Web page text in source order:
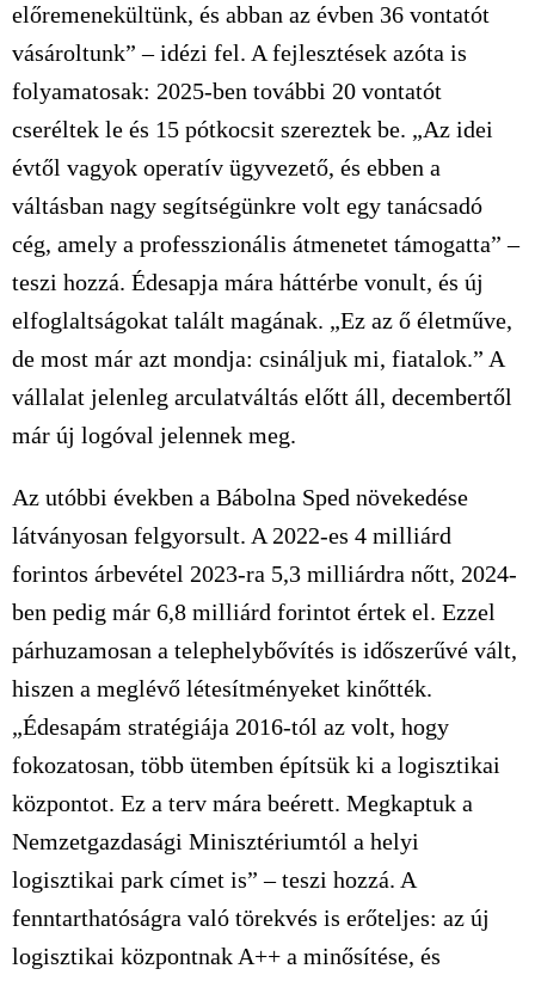
előremenekültünk, és abban az évben 36 vontatót
vásároltunk” – idézi fel. A fejlesztések azóta is
folyamatosak: 2025-ben további 20 vontatót
cseréltek le és 15 pótkocsit szereztek be. „Az idei
évtől vagyok operatív ügyvezető, és ebben a
váltásban nagy segítségünkre volt egy tanácsadó
cég, amely a professzionális átmenetet támogatta” –
teszi hozzá. Édesapja mára háttérbe vonult, és új
elfoglaltságokat talált magának. „Ez az ő életműve,
de most már azt mondja: csináljuk mi, fiatalok.” A
vállalat jelenleg arculatváltás előtt áll, decembertől
már új logóval jelennek meg.
Az utóbbi években a Bábolna Sped növekedése
látványosan felgyorsult. A 2022-es 4 milliárd
forintos árbevétel 2023-ra 5,3 milliárdra nőtt, 2024-
ben pedig már 6,8 milliárd forintot értek el. Ezzel
párhuzamosan a telephelybővítés is időszerűvé vált,
hiszen a meglévő létesítményeket kinőtték.
„Édesapám stratégiája 2016-tól az volt, hogy
fokozatosan, több ütemben építsük ki a logisztikai
központot. Ez a terv mára beérett. Megkaptuk a
Nemzetgazdasági Minisztériumtól a helyi
logisztikai park címet is” – teszi hozzá. A
fenntarthatóságra való törekvés is erőteljes: az új
logisztikai központnak A++ a minősítése, és